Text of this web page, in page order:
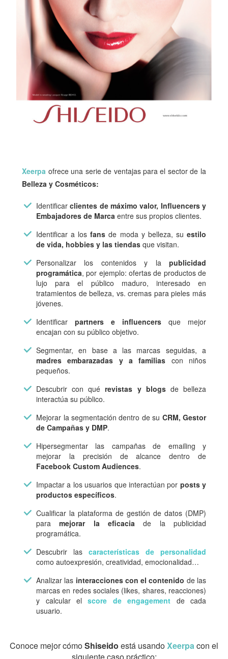
Xeerpa ofrece una serie de ventajas para el sector de la
Belleza y Cosméticos:
Identificarclientes de máximo valor, Influencers y
Embajadores de Marca entre sus propios clientes.
Identificar a losfansde moda y belleza, su estilo
de vida, hobbies y las tiendas que visitan.
Personalizar los contenidos y la publicidad
programática, por ejemplo: ofertas de productos de
lujo para el público maduro, interesado en
tratamientos de belleza, vs. cremas para pieles más
jóvenes.
Identificarpartners e influencers que mejor
encajan con su público objetivo.
Segmentar, en base a las marcas seguidas, a
madres embarazadas y a familias con niños
pequeños.
Descubrir con quérevistas y blogsde belleza
interactúa su público.
Mejorar la segmentación dentro de su CRM, Gestor
de Campañas y DMP.
Hipersegmentar las campañas de emailing y
mejorar la precisión de alcance dentro de
Facebook Custom Audiences.
Impactar a los usuarios que interactúan por posts y
productos específicos.
Cualificar la plataforma de gestión de datos (DMP)
paramejorar la eficacia de la publicidad
programática.
Descubrir las características de personalidad
como autoexpresión, creatividad, emocionalidad…
Analizar las interacciones con el contenido de las
marcas en redes sociales (likes, shares, reacciones)
y calcular elscore de engagement de cada
usuario.
Conoce mejor cómoShiseido está usandoXeerpacon el
siguiente caso práctico: